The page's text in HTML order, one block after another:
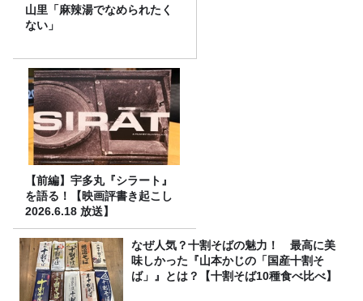
山里「麻辣湯でなめられたく
ない」
【前編】宇多丸『シラート』
を語る！【映画評書き起こし
2026.6.18 放送】
なぜ人気？十割そばの魅力！ 最高に美
味しかった『山本かじの「国産十割そ
ば」』とは？【十割そば10種食べ比べ】